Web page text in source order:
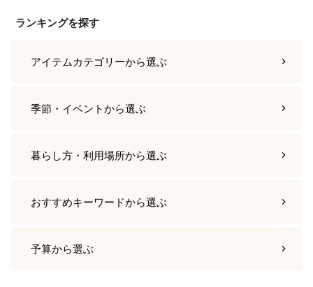
ランキングを探す
アイテムカテゴリーから選ぶ
季節・イベントから選ぶ
暮らし方・利用場所から選ぶ
おすすめキーワードから選ぶ
予算から選ぶ